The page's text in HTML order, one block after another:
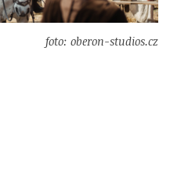
foto: oberon-studios.cz